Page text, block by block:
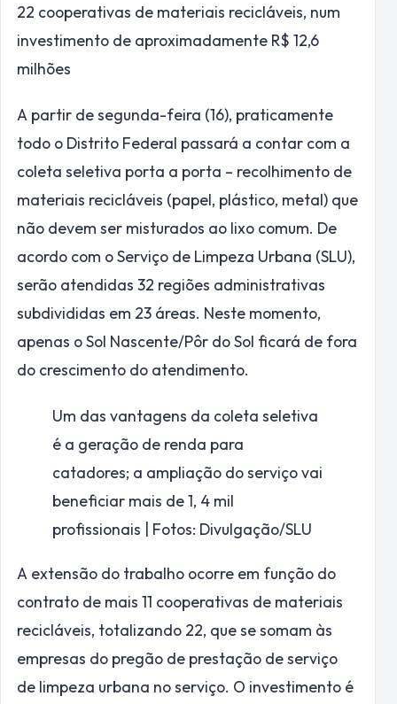
22 cooperativas de materiais recicláveis, num
investimento de aproximadamente R$ 12,6
milhões
A partir de segunda-feira (16), praticamente
todo o Distrito Federal passará a contar com a
coleta seletiva porta a porta – recolhimento de
materiais recicláveis (papel, plástico, metal) que
não devem ser misturados ao lixo comum. De
acordo com o Serviço de Limpeza Urbana (SLU),
serão atendidas 32 regiões administrativas
subdivididas em 23 áreas. Neste momento,
apenas o Sol Nascente/Pôr do Sol ficará de fora
do crescimento do atendimento.
Um das vantagens da coleta seletiva
é a geração de renda para
catadores; a ampliação do serviço vai
beneficiar mais de 1, 4 mil
profissionais | Fotos: Divulgação/SLU
A extensão do trabalho ocorre em função do
contrato de mais 11 cooperativas de materiais
recicláveis, totalizando 22, que se somam às
empresas do pregão de prestação de serviço
de limpeza urbana no serviço. O investimento é